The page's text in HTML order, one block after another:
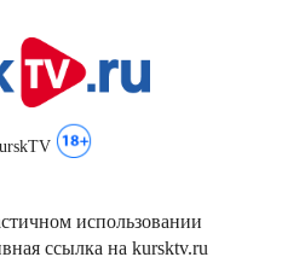
использовании
ссылка на kursktv.ru